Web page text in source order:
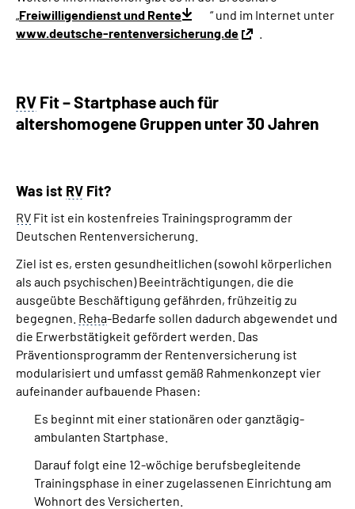
„Freiwilligendienst und Rente
“ und im Internet unter
www.deutsche-rentenversicherung.de
RV Fit – Startphase auch für
altershomogene Gruppen unter 30 Jahren
Was ist RV Fit?
RV Fit ist ein kostenfreies Trainingsprogramm der
Deutschen Rentenversicherung.
Ziel ist es, ersten gesundheitlichen (sowohl körperlichen
als auch psychischen) Beeinträchtigungen, die die
ausgeübte Beschäftigung gefährden, frühzeitig zu
begegnen. Reha-Bedarfe sollen dadurch abgewendet und
die Erwerbstätigkeit gefördert werden. Das
Präventionsprogramm der Rentenversicherung ist
modularisiert und umfasst gemäß Rahmenkonzept vier
aufeinander aufbauende Phasen:
Es beginnt mit einer stationären oder ganztägig-
ambulanten Startphase.
Darauf folgt eine 12-wöchige berufsbegleitende
Trainingsphase in einer zugelassenen Einrichtung am
Wohnort des Versicherten.